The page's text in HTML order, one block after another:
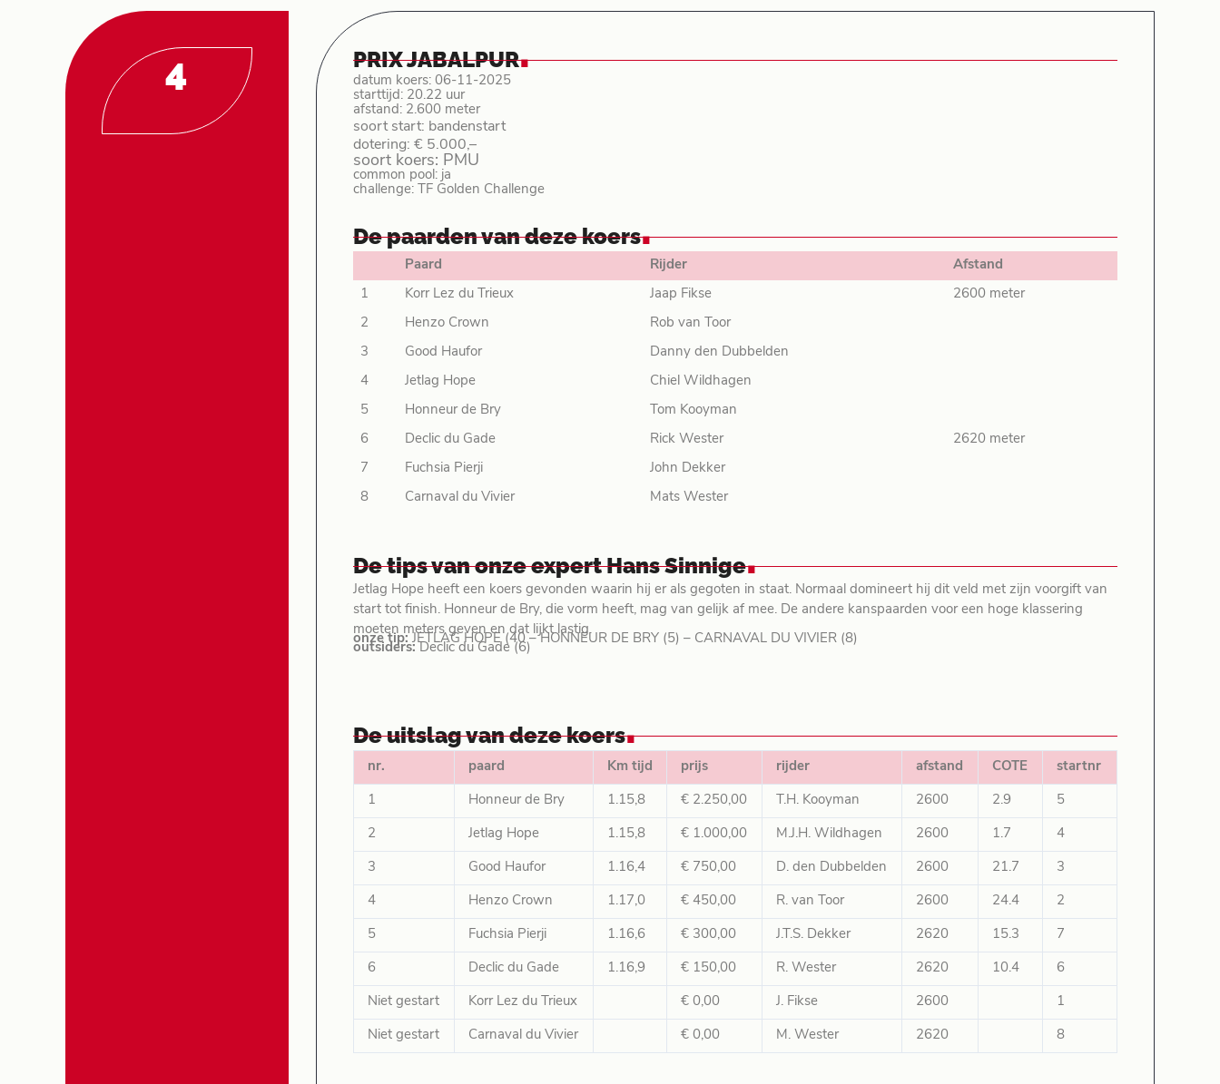
4 PRIX JABALPUR.
datum koers: 06-11-2025
starttijd: 20.22 uur
afstand: 2.600 meter
soort start: bandenstart
dotering: € 5.000,–
soort koers: PMU
common pool: ja
challenge: TF Golden Challenge
De paarden van deze koers.
Paard Rijder Afstand
1 Korr Lez du Trieux Jaap Fikse 2600 meter
2 Henzo Crown Rob van Toor
3 Good Haufor Danny den Dubbelden
4 Jetlag Hope Chiel Wildhagen
5 Honneur de Bry Tom Kooyman
6 Declic du Gade Rick Wester 2620 meter
7 Fuchsia Pierji John Dekker
8 Carnaval du Vivier Mats Wester
De tips van onze expert Hans Sinnige.
Jetlag Hope heeft een koers gevonden waarin hij er als gegoten in staat. Normaal domineert hij dit veld met zijn voorgift van
start tot finish. Honneur de Bry, die vorm heeft, mag van gelijk af mee. De andere kanspaarden voor een hoge klassering
moeten meters geven en dat lijkt lastig.
onze tip: JETLAG HOPE (40 – HONNEUR DE BRY (5) – CARNAVAL DU VIVIER (8)
outsiders: Declic du Gade (6)
De uitslag van deze koers.
nr. paard Km tijd prijs rijder afstand COTE startnr
1 Honneur de Bry 1.15,8 € 2.250,00 T.H. Kooyman 2600 2.9 5
2 Jetlag Hope 1.15,8 € 1.000,00 M.J.H. Wildhagen 2600 1.7 4
3 Good Haufor 1.16,4 € 750,00 D. den Dubbelden 2600 21.7 3
4 Henzo Crown 1.17,0 € 450,00 R. van Toor 2600 24.4 2
5 Fuchsia Pierji 1.16,6 € 300,00 J.T.S. Dekker 2620 15.3 7
6 Declic du Gade 1.16,9 € 150,00 R. Wester 2620 10.4 6
Niet gestart Korr Lez du Trieux € 0,00 J. Fikse 2600 1
Niet gestart Carnaval du Vivier € 0,00 M. Wester 2620 8